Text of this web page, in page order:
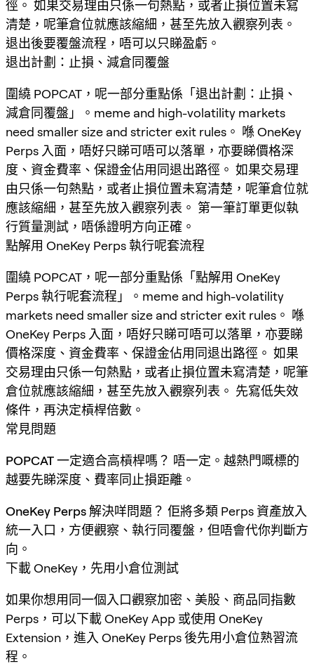
徑。 如果交易理由只係一句熱點，或者止損位置未寫
清楚，呢筆倉位就應該縮細，甚至先放入觀察列表。
退出後要覆盤流程，唔可以只睇盈虧。
退出計劃：止損、減倉同覆盤
圍繞 POPCAT，呢一部分重點係「退出計劃：止損、
減倉同覆盤」。meme and high-volatility markets
need smaller size and stricter exit rules。 喺 OneKey
Perps 入面，唔好只睇可唔可以落單，亦要睇價格深
度、資金費率、保證金佔用同退出路徑。 如果交易理
由只係一句熱點，或者止損位置未寫清楚，呢筆倉位就
應該縮細，甚至先放入觀察列表。 第一筆訂單更似執
行質量測試，唔係證明方向正確。
點解用 OneKey Perps 執行呢套流程
圍繞 POPCAT，呢一部分重點係「點解用 OneKey
Perps 執行呢套流程」。meme and high-volatility
markets need smaller size and stricter exit rules。 喺
OneKey Perps 入面，唔好只睇可唔可以落單，亦要睇
價格深度、資金費率、保證金佔用同退出路徑。 如果
交易理由只係一句熱點，或者止損位置未寫清楚，呢筆
倉位就應該縮細，甚至先放入觀察列表。 先寫低失效
條件，再決定槓桿倍數。
常見問題
POPCAT 一定適合高槓桿嗎？ 唔一定。越熱門嘅標的
越要先睇深度、費率同止損距離。
OneKey Perps 解決咩問題？ 佢將多類 Perps 資產放入
統一入口，方便觀察、執行同覆盤，但唔會代你判斷方
向。
下載 OneKey，先用小倉位測試
如果你想用同一個入口觀察加密、美股、商品同指數
Perps，可以下載 OneKey App 或使用 OneKey
Extension，進入 OneKey Perps 後先用小倉位熟習流
程。